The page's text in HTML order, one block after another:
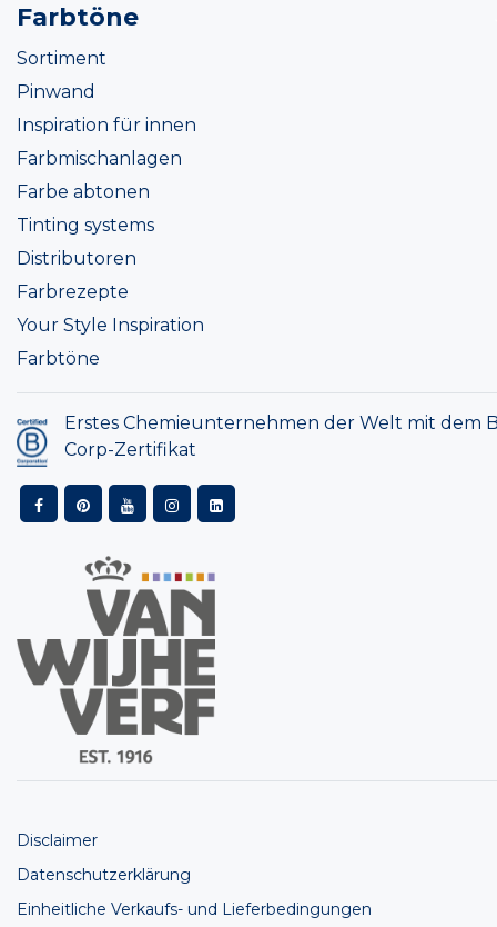
Farbtöne
Sortiment
Pinwand
Inspiration für innen
Farbmischanlagen
Farbe abtonen
Tinting systems
Distributoren
Farbrezepte
Your Style Inspiration
Farbtöne
Erstes Chemieunternehmen der Welt mit dem
Corp-Zertifikat
Disclaimer
Datenschutzerklärung
Einheitliche Verkaufs- und Lieferbedingungen